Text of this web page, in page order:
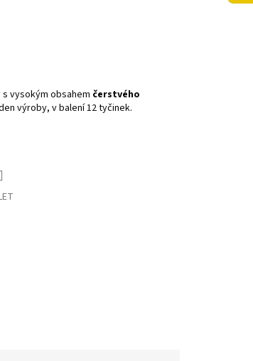
vysokým obsahem čerstvého
výroby, v balení 12 tyčinek.